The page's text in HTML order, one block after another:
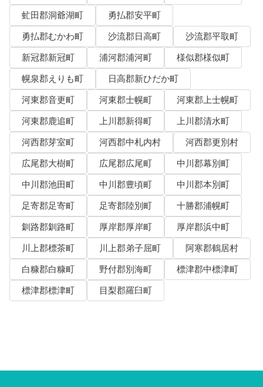
虻田郡洞爺湖町
勇払郡安平町
勇払郡むかわ町
沙流郡日高町
沙流郡平取町
新冠郡新冠町
浦河郡浦河町
様似郡様似町
幌泉郡えりも町
日高郡新ひだか町
河東郡音更町
河東郡士幌町
河東郡上士幌町
河東郡鹿追町
上川郡新得町
上川郡清水町
河西郡芽室町
河西郡中札内村
河西郡更別村
広尾郡大樹町
広尾郡広尾町
中川郡幕別町
中川郡池田町
中川郡豊頃町
中川郡本別町
足寄郡足寄町
足寄郡陸別町
十勝郡浦幌町
釧路郡釧路町
厚岸郡厚岸町
厚岸郡浜中町
川上郡標茶町
川上郡弟子屈町
阿寒郡鶴居村
白糠郡白糠町
野付郡別海町
標津郡中標津町
標津郡標津町
目梨郡羅臼町